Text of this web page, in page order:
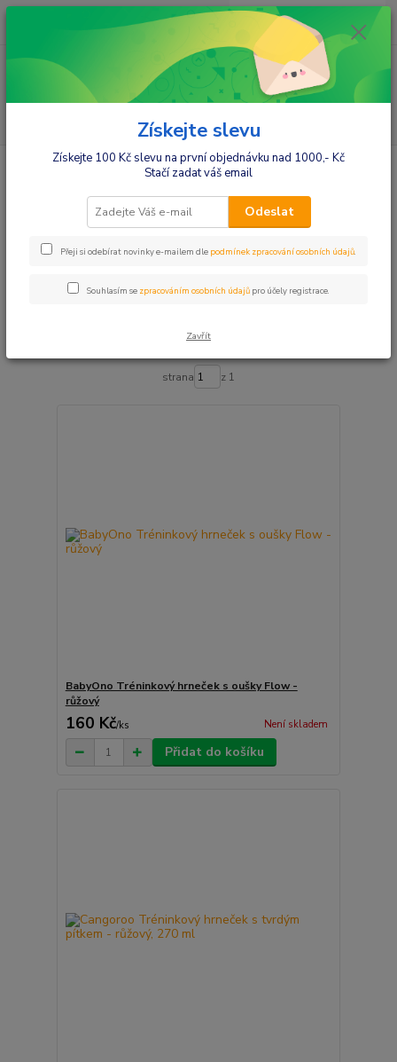
ks
za 0,00 Kč
Kojenecké potřeby Lahvičky, hrnečky Hrnečky
Hrnečky
Upřesnit parametry
Zobrazuji 1-44 z 44
strana z 1
BabyOno Tréninkový hrneček s oušky Flow -
růžový
160 Kč/ks Není skladem
Přidat do košíku
Získejte slevu
Získejte 100 Kč slevu na první objednávku nad 1000,- Kč
Stačí zadat váš email
Odeslat
Přeji si odebírat novinky e-mailem dle podmínek zpracování osobních údajů.
Souhlasím se zpracováním osobních údajů pro účely registrace.
Zavřít